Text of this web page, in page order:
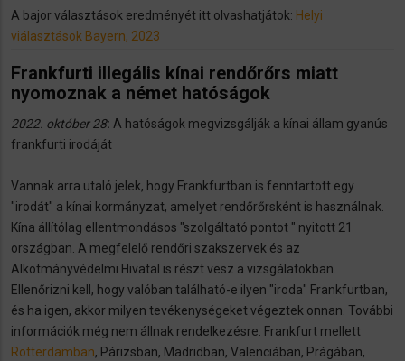
A bajor választások eredményét itt olvashatjátok: Helyi
viálasztások Bayern, 2023
Frankfurti illegális kínai rendőrőrs miatt
nyomoznak a német hatóságok
2022. október 28: A hatóságok megvizsgálják a kínai állam gyanús
frankfurti irodáját
Vannak arra utaló jelek, hogy Frankfurtban is fenntartott egy
"irodát" a kínai kormányzat, amelyet rendőrőrsként is használnak.
Kína állítólag ellentmondásos "szolgáltató pontot " nyitott 21
országban. A megfelelő rendőri szakszervek és az
Alkotmányvédelmi Hivatal is részt vesz a vizsgálatokban.
Ellenőrizni kell, hogy valóban található-e ilyen "iroda" Frankfurtban,
és ha igen, akkor milyen tevékenységeket végeztek onnan. További
információk még nem állnak rendelkezésre. Frankfurt mellett
Rotterdamban, Párizsban, Madridban, Valenciában, Prágában,